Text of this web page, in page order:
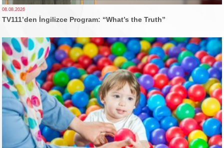
08.08.2026
TV111’den İngilizce Program: “What’s the Truth”